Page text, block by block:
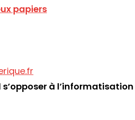
papiers
à l’informatisation